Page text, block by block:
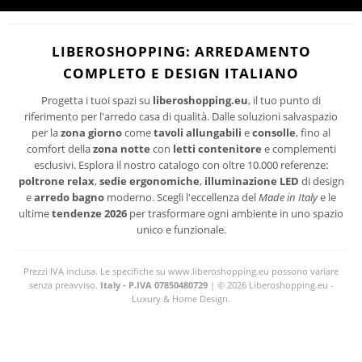
I suoi dati personali verranno trattati per le finalità connesse all'invio delle newsletter.
Per maggiori informazioni sul trattamento dei dati personali consultare la privacy policy
LIBEROSHOPPING: ARREDAMENTO
COMPLETO E DESIGN ITALIANO
Progetta i tuoi spazi su liberoshopping.eu, il tuo punto di
riferimento per l'arredo casa di qualità. Dalle soluzioni salvaspazio
per lazona giornocometavoli allungabili econsolle, fino al
comfort dellazona notte con letti contenitore e complementi
esclusivi. Esplora il nostro catalogo con oltre 10.000 referenze:
poltrone relax,sedie ergonomiche, illuminazione LED di design
earredo bagno moderno. Scegli l'eccellenza delMade in Italye le
ultimetendenze 2026 per trasformare ogni ambiente in uno spazio
unico e funzionale.
Prezzi IVA inclusa. Le specifiche su www.liberoshopping.eu possono variare
senza preavviso. Italy - P.IVA 07850480729| © 2026 Liberoshopping.eu -
Luxury & Home Design.